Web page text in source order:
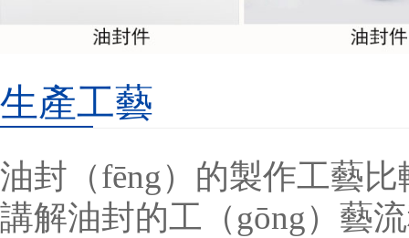
生產工藝
油封（fēng）的製作工藝
講解油封的工（gōng）藝